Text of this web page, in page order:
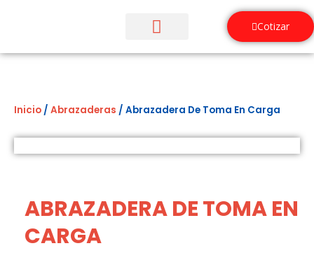
Cotizar
Inicio / Abrazaderas / Abrazadera De Toma En Carga
ABRAZADERA DE TOMA EN
CARGA